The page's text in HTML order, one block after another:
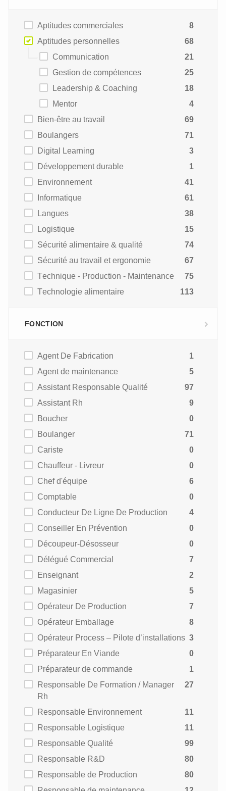
Aptitudes commerciales
8
Aptitudes personnelles
68
Communication
21
Gestion de compétences
25
Leadership & Coaching
18
Mentor
4
Bien-être au travail
69
Boulangers
71
Digital Learning
3
Développement durable
1
Environnement
41
Informatique
61
Langues
38
Logistique
15
Sécurité alimentaire & qualité
74
Sécurité au travail et ergonomie
67
Technique - Production - Maintenance
75
Technologie alimentaire
113
FONCTION
Agent De Fabrication
1
Agent de maintenance
5
Assistant Responsable Qualité
97
Assistant Rh
9
Boucher
0
Boulanger
71
Cariste
0
Chauffeur - Livreur
0
Chef d'équipe
6
Comptable
0
Conducteur De Ligne De Production
4
Conseiller En Prévention
0
Découpeur-Désosseur
0
Délégué Commercial
7
Enseignant
2
Magasinier
5
Opérateur De Production
7
Opérateur Emballage
8
Opérateur Process – Pilote d’installations 3
Préparateur En Viande
0
Préparateur de commande
1
Responsable De Formation / Manager
Rh
27
Responsable Environnement
11
Responsable Logistique
11
Responsable Qualité
99
Responsable R&D
80
Responsable de Production
80